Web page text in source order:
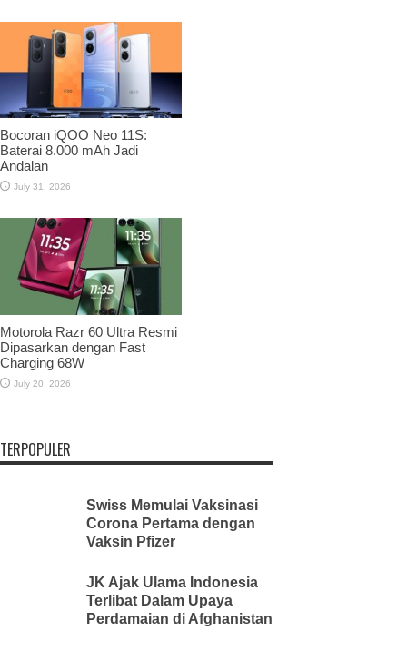
Bocoran iQOO Neo 11S:
Baterai 8.000 mAh Jadi
Andalan
July 31, 2026
Motorola Razr 60 Ultra Resmi
Dipasarkan dengan Fast
Charging 68W
July 20, 2026
TERPOPULER
Swiss Memulai Vaksinasi
Corona Pertama dengan
Vaksin Pfizer
JK Ajak Ulama Indonesia
Terlibat Dalam Upaya
Perdamaian di Afghanistan